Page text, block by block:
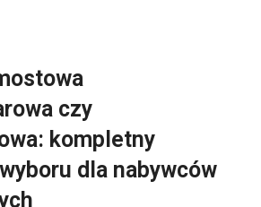
czy
kompletny
dla nabywców